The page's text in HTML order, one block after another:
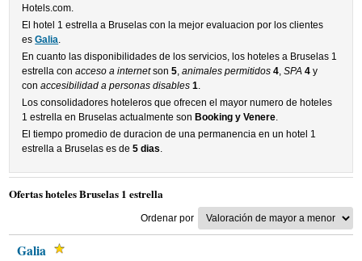
Hotels.com.
El hotel 1 estrella a Bruselas con la mejor evaluacion por los clientes
esGalia.
En cuanto las disponibilidades de los servicios, los hoteles a Bruselas 1
estrella conacceso a internetson5,animales permitidos 4,SPA 4 y
conaccesibilidad a personas disables 1.
Los consolidadores hoteleros que ofrecen el mayor numero de hoteles
1 estrella en Bruselas actualmente son Booking y Venere.
El tiempo promedio de duracion de una permanencia en un hotel 1
estrella a Bruselas es de5 dias.
Ofertas hoteles Bruselas 1 estrella
Ordenar por
Galia